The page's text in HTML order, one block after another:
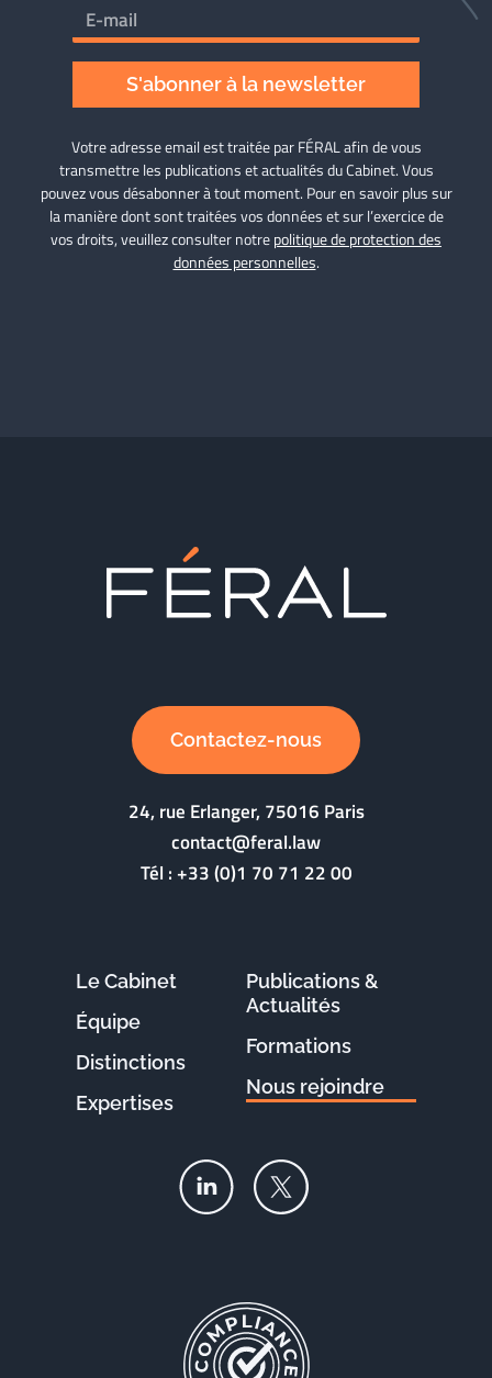
S'abonner à la newsletter
Votre adresse email est traitée par FÉRAL afin de vous
transmettre les publications et actualités du Cabinet. Vous
pouvez vous désabonner à tout moment. Pour en savoir plus sur
la manière dont sont traitées vos données et sur l’exercice de
vos droits, veuillez consulter notrepolitique de protection des
données personnelles.
Contactez-nous
24, rue Erlanger, 75016 Paris
contact@feral.law
Tél :+33 (0)1 70 71 22 00
Le Cabinet
Équipe
Distinctions
Expertises
Publications &
Actualités
Formations
Nous rejoindre